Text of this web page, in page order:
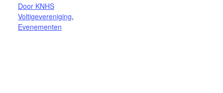
Door KNHS
Voltigevereniging,
Evenementen